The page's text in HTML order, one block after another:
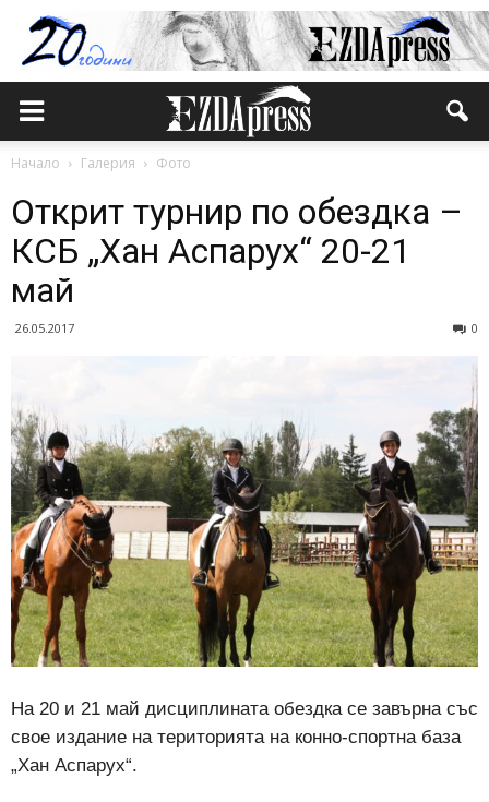
Начало Галерия Фото
Открит турнир по обездка –
КСБ „Хан Аспарух“ 20-21
май
26.05.2017 0
На 20 и 21 май дисциплината обездка се завърна със
свое издание на територията на конно-спортна база
„Хан Аспарух“.